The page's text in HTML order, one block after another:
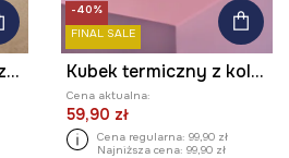
Termos ze stali nierdzewnej z kolekcji Bieszczadzki Park Narodowy x Medicine
-40%
FINAL SALE
Kubek termiczny z kolekcji Frida
Cena aktualna:
59,90 zł
Cena regularna: 99,90 zł
Najniższa cena: 99,90 zł